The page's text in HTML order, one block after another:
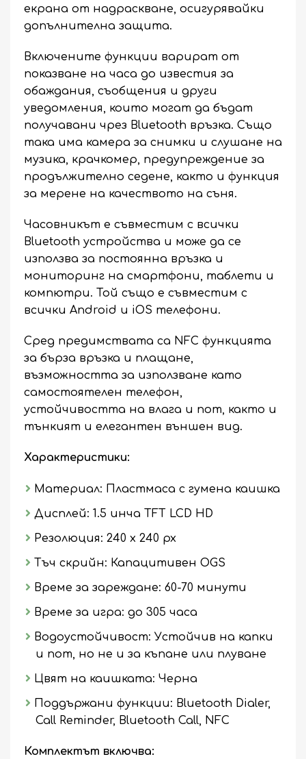
екрана от надраскване, осигурявайки
допълнителна защита.
Включените функции варират от
показване на часа до известия за
обаждания, съобщения и други
уведомления, които могат да бъдат
получавани чрез Bluetooth връзка. Също
така има камера за снимки и слушане на
музика, крачкомер, предупреждение за
продължително седене, както и функция
за мерене на качеството на съня.
Часовникът е съвместим с всички
Bluetooth устройства и може да се
използва за постоянна връзка и
мониторинг на смартфони, таблети и
компютри. Той също е съвместим с
всички Android и iOS телефони.
Сред предимствата са NFC функцията
за бърза връзка и плащане,
възможността за използване като
самостоятелен телефон,
устойчивостта на влага и пот, както и
тънкият и елегантен външен вид.
Характеристики:
Материал: Пластмаса с гумена каишка
Дисплей: 1.5 инча TFT LCD HD
Резолюция: 240 x 240 px
Тъч скрийн: Капацитивен OGS
Време за зареждане: 60-70 минути
Време за игра: до 305 часа
Водоустойчивост: Устойчив на капки
и пот, но не и за къпане или плуване
Цвят на каишката: Черна
Поддържани функции: Bluetooth Dialer,
Call Reminder, Bluetooth Call, NFC
Комплектът включва: